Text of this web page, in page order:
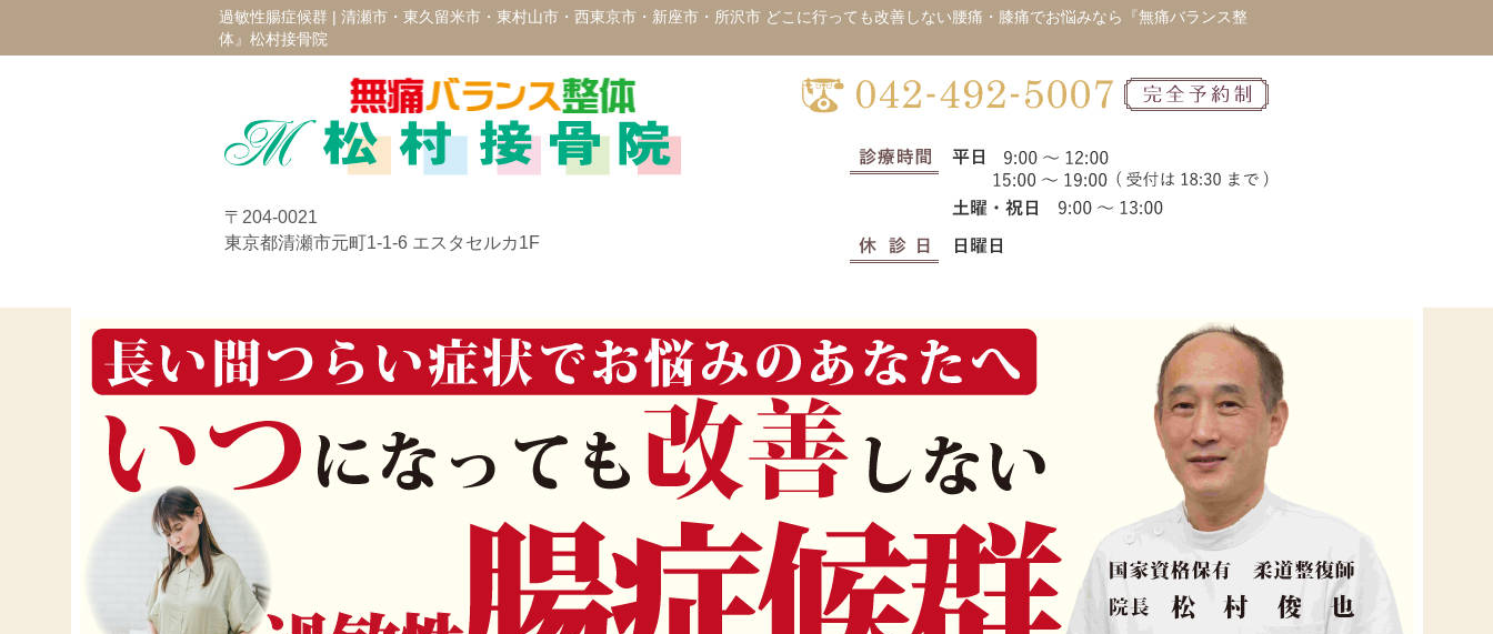
過敏性腸症候群 | 清瀬市・東久留米市・東村山市・西東京市・新座市・所沢市 どこに行っても改善しない腰痛・膝痛でお悩みなら『無痛バランス整
体』松村接骨院
〒204-0021
東京都清瀬市元町1-1-6 エスタセルカ1F